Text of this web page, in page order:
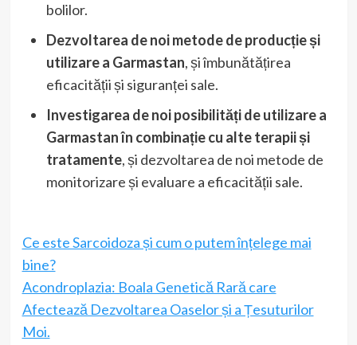
bolilor.
Dezvoltarea de noi metode de producție și
utilizare a Garmastan, și îmbunătățirea
eficacității și siguranței sale.
Investigarea de noi posibilități de utilizare a
Garmastan în combinație cu alte terapii și
tratamente, și dezvoltarea de noi metode de
monitorizare și evaluare a eficacității sale.
Ce este Sarcoidoza și cum o putem înțelege mai
bine?
Acondroplazia: Boala Genetică Rară care
Afectează Dezvoltarea Oaselor și a Țesuturilor
Moi.